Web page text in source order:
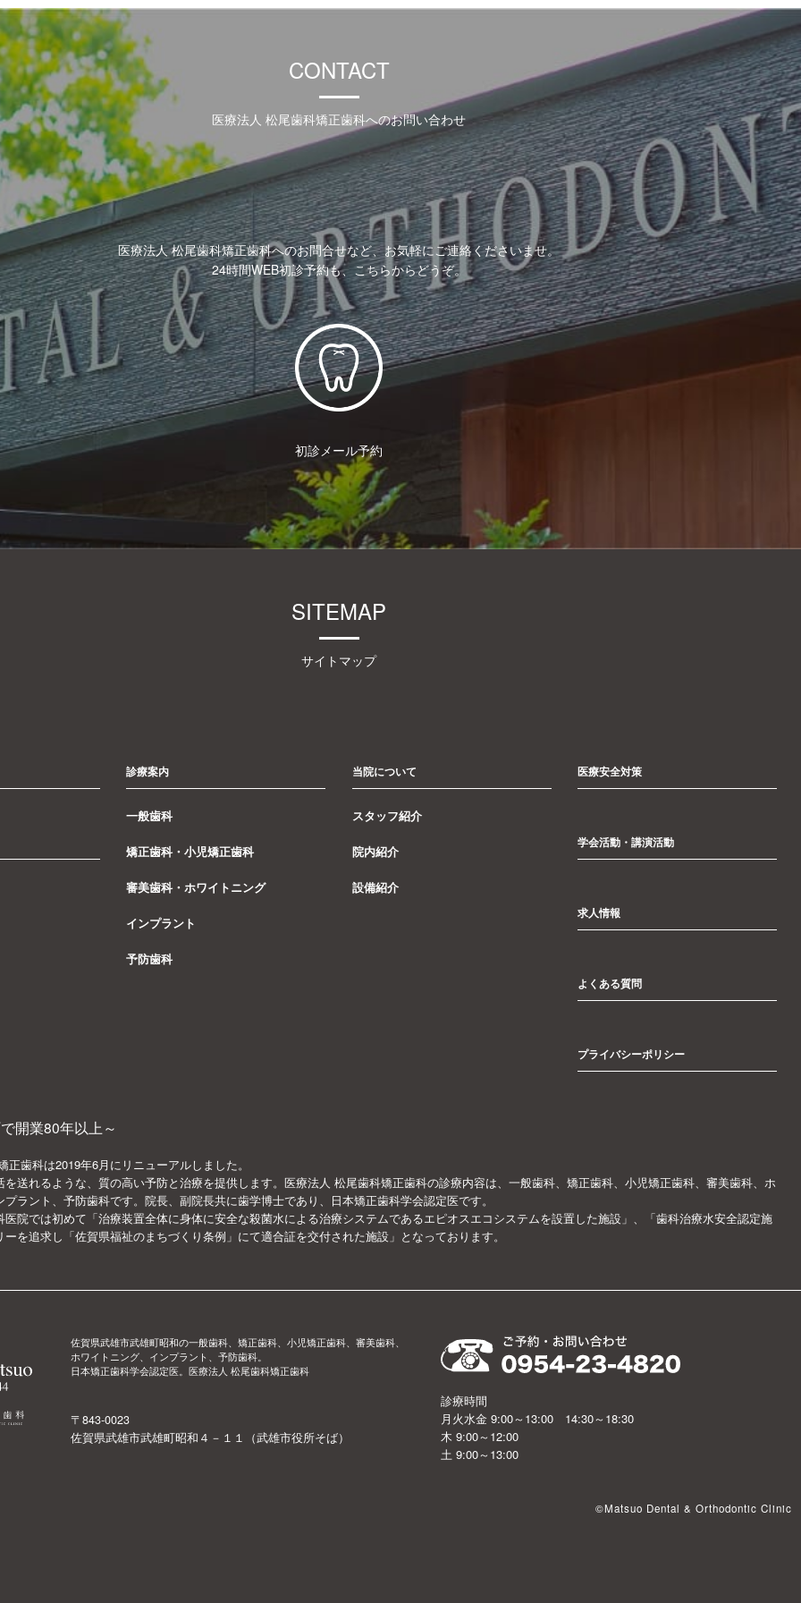
CONTACT
医療法人 松尾歯科矯正歯科へのお問い合わせ
医療法人 松尾歯科矯正歯科へのお問合せなど、お気軽にご連絡くださいませ。
24時間WEB初診予約も、こちらからどうぞ。
初診メール予約
SITEMAP
サイトマップ
診療案内
一般歯科
矯正歯科・小児矯正歯科
審美歯科・ホワイトニング
インプラント
予防歯科
当院について
スタッフ紹介
院内紹介
設備紹介
医療安全対策
学会活動・講演活動
求人情報
よくある質問
プライバシーポリシー
開業80年以上～
正歯科は2019年6月にリニューアルしました。
を送れるような、質の高い予防と治療を提供します。医療法人 松尾歯科矯正歯科の診療内容は、一般歯科、矯正歯科、小児矯正歯科、審美歯科、ホ
ラント、予防歯科です。院長、副院長共に歯学博士であり、日本矯正歯科学会認定医です。
医院では初めて「治療装置全体に身体に安全な殺菌水による治療システムであるエピオスエコシステムを設置した施設」、「歯科治療水安全認定施
を追求し「佐賀県福祉のまちづくり条例」にて適合証を交付された施設」となっております。
佐賀県武雄市武雄町昭和の一般歯科、矯正歯科、小児矯正歯科、審美歯科、
ホワイトニング、インプラント、予防歯科。
日本矯正歯科学会認定医。医療法人 松尾歯科矯正歯科
〒843-0023
佐賀県武雄市武雄町昭和４－１１（武雄市役所そば）
診療時間
月火水金 9:00～13:00 14:30～18:30
木 9:00～12:00
土 9:00～13:00
©Matsuo Dental & Orthodontic Clinic